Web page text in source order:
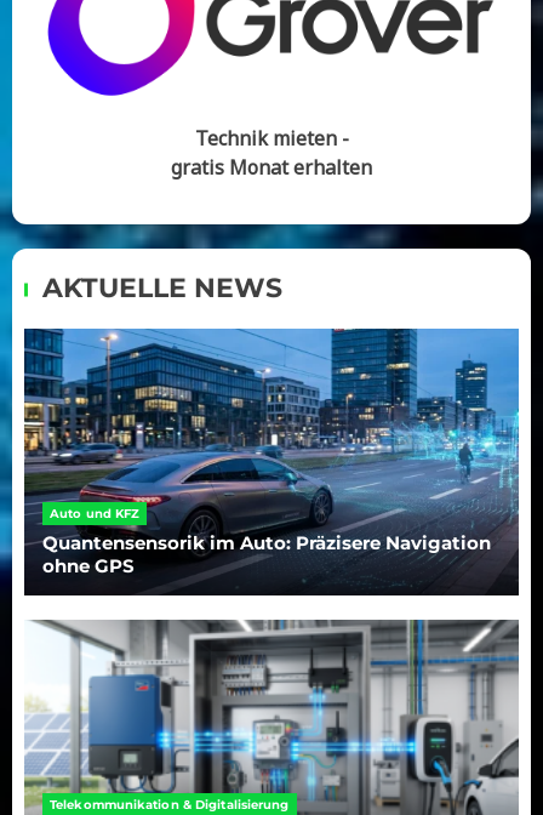
Technik mieten -
gratis Monat erhalten
AKTUELLE NEWS
Auto und KFZ
Quantensensorik im Auto: Präzisere Navigation
ohne GPS
Telekommunikation & Digitalisierung